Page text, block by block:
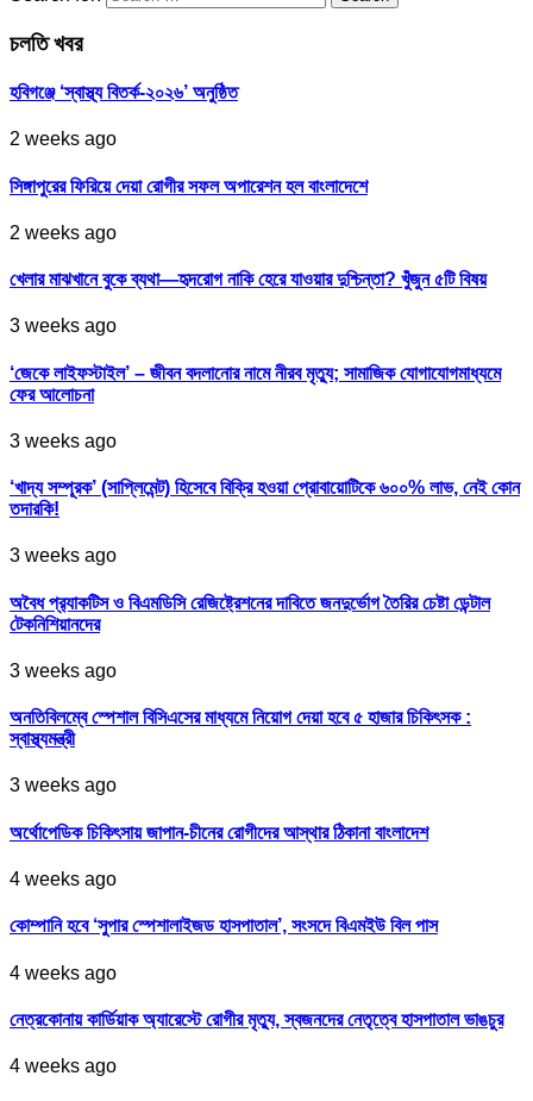
চলতি খবর
হবিগঞ্জে ‘স্বাস্থ্য বিতর্ক-২০২৬’ অনুষ্ঠিত
2 weeks ago
সিঙ্গাপুরের ফিরিয়ে দেয়া রোগীর সফল অপারেশন হল বাংলাদেশে
2 weeks ago
খেলার মাঝখানে বুকে ব্যথা—হৃদরোগ নাকি হেরে যাওয়ার দুশ্চিন্তা? খুঁজুন ৫টি বিষয়
3 weeks ago
‘জেকে লাইফস্টাইল’ – জীবন বদলানোর নামে নীরব মৃত্যু; সামাজিক যোগাযোগমাধ্যমে
ফের আলোচনা
3 weeks ago
‘খাদ্য সম্পূরক’ (সাপ্লিমেন্ট) হিসেবে বিক্রি হওয়া প্রোবায়োটিকে ৬০০% লাভ, নেই কোন
তদারকি!
3 weeks ago
অবৈধ প্র‍্যাকটিস ও বিএমডিসি রেজিষ্ট্রেশনের দাবিতে জনদুর্ভোগ তৈরির চেষ্টা ডেন্টাল
টেকনিশিয়ানদের
3 weeks ago
অনতিবিলম্বে স্পেশাল বিসিএসের মাধ্যমে নিয়োগ দেয়া হবে ৫ হাজার চিকিৎসক :
স্বাস্থ্যমন্ত্রী
3 weeks ago
অর্থোপেডিক চিকিৎসায় জাপান-চীনের রোগীদের আস্থার ঠিকানা বাংলাদেশ
4 weeks ago
কোম্পানি হবে ‘সুপার স্পেশালাইজড হাসপাতাল’, সংসদে বিএমইউ বিল পাস
4 weeks ago
নেত্রকোনায় কার্ডিয়াক অ্যারেস্টে রোগীর মৃত্যু, স্বজনদের নেতৃত্বে হাসপাতাল ভাঙচুর
4 weeks ago